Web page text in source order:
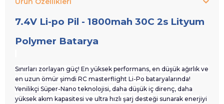
7.4V Li-po Pil - 1800mah 30C 2s Lityum
Polymer Batarya
Sınırları zorlayan güç! En yüksek performans, en düşük ağırlık ve
en uzun ömür şimdi RC masterflight Li-Po bataryalarında!
Yenilikçi Süper-Nano teknolojisi, daha düşük iç direnç, daha
yüksek akım kapasitesi ve ultra hızlı şarj desteği sunarak enerjiyi